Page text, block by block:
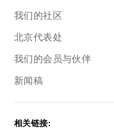
我们的社区
北京代表处
我们的会员与伙伴
新闻稿
相关链接: